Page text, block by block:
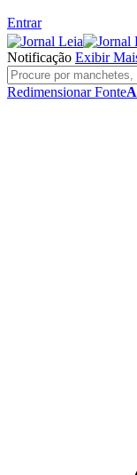
Entrar
Notificação Exibir
Redimensionar Fonte